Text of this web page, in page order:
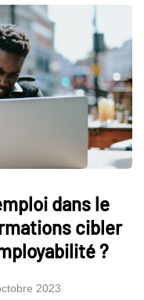
dans le
cibler
?
2023